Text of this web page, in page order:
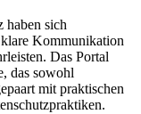
haben sich
Kommunikation
Das Portal
das sowohl
mit praktischen